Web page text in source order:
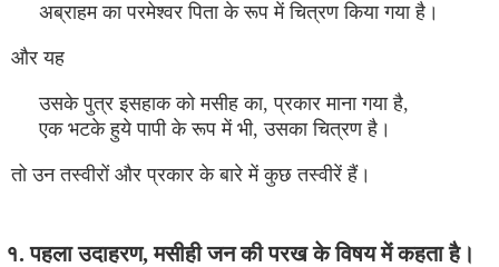
अब्राहम का परमेश्वर पिता के रूप में चित्रण किया गया है।
और यह
उसके पुत्र इसहाक को मसीह का, प्रकार माना गया है,
एक भटके हुये पापी के रूप में भी, उसका चित्रण है।
तो उन तस्वीरों और प्रकार के बारे में कुछ तस्वीरें हैं।
१. पहला उदाहरण, मसीही जन की परख के विषय में कहता है।